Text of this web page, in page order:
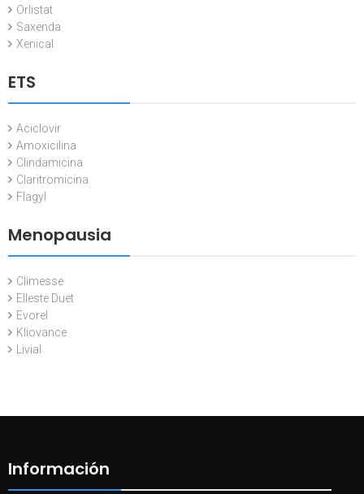
Orlistat
Saxenda
Xenical
ETS
Aciclovir
Amoxicilina
Clindamicina
Claritromicina
Flagyl
Menopausia
Climesse
Elleste Duet
Evorel
Kliovance
Livial
Información